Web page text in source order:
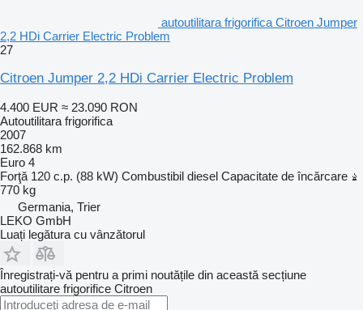
autoutilitara frigorifica Citroen Jumper
2,2 HDi Carrier Electric Problem
27
Citroen Jumper 2,2 HDi Carrier Electric Problem
4.400 EUR ≈ 23.090 RON
Autoutilitara frigorifica
2007
162.868 km
Euro 4
Forţă 120 c.p. (88 kW) Combustibil diesel Capacitate de încărcare
770 kg
Germania, Trier
LEKO GmbH
Luați legătura cu vânzătorul
Înregistrați-vă pentru a primi noutățile din această secțiune
autoutilitare frigorifice Citroen